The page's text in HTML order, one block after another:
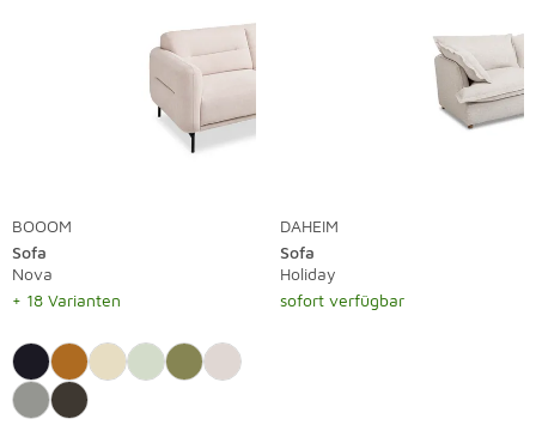
BOOOM
Sofa
Nova
+ 18 Varianten
DAHEIM
Sofa
Holiday
sofort verfügbar